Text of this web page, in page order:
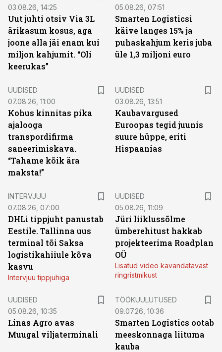
03.08.26, 14:25
Uut juhti otsiv Via 3L
ärikasum kosus, aga
joone alla jäi enam kui
miljon kahjumit. “Oli
keerukas”
05.08.26, 07:51
Smarten Logisticsi
käive langes 15% ja
puhaskahjum keris juba
üle 1,3 miljoni euro
UUDISED
07.08.26, 11:00
Kohus kinnitas pika
ajalooga
transpordifirma
saneerimiskava.
“Tahame kõik ära
maksta!”
UUDISED
03.08.26, 13:51
Kaubavargused
Euroopas tegid juunis
suure hüppe, eriti
Hispaanias
INTERVJUU
07.08.26, 07:00
DHLi tippjuht panustab
Eestile. Tallinna uus
terminal tõi Saksa
logistikahiiule kõva
kasvu
Intervjuu tippjuhiga
UUDISED
05.08.26, 11:09
Jüri liiklussõlme
ümberehitust hakkab
projekteerima Roadplan
OÜ
Lisatud video kavandatavast
ringristmikust
UUDISED
05.08.26, 10:35
Linas Agro avas
Muugal viljaterminali
TÖÖKUULUTUSED
09.07.26, 10:36
Smarten Logistics ootab
meeskonnaga liituma
kauba